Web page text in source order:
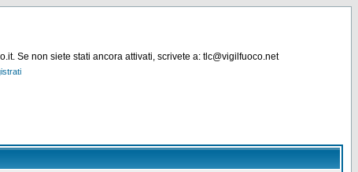
Se non siete stati ancora attivati, scrivete a: tlc@vigilfuoco.net